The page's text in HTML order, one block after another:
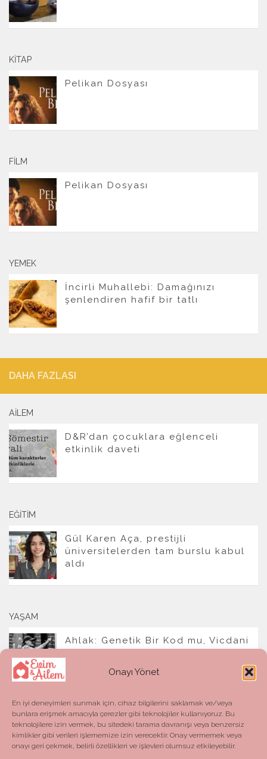
Onayı Yönet
En iyi deneyimleri sunmak için, cihaz bilgilerini saklamak ve/veya
bunlara erişmek amacıyla çerezler gibi teknolojiler kullanıyoruz. Bu
teknolojilere izin vermek, bu sitedeki tarama davranışı veya benzersiz
kimlikler gibi verileri işlememize izin verecektir. Onay vermemek veya
onayı geri çekmek, belirli özellikleri ve işlevleri olumsuz etkileyebilir.
KITAP
Pelikan Dosyası
FILM
Pelikan Dosyası
YEMEK
İncirli Muhallebi: Damağınızı
şenlendiren hafif bir tatlı
DAHA FAZLASI
AILEM
D&R’dan çocuklara eğlenceli
etkinlik daveti
EĞITIM
Gül Karen Aça, prestijli
üniversitelerden tam burslu kabul
aldı
YAŞAM
Ahlak: Genetik Bir Kod mu, Vicdani